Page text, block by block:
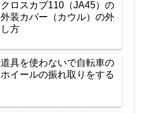
クロスカブ110（JA45）の
外装カバー（カウル）の外
し方
道具を使わないで自転車の
ホイールの振れ取りをする